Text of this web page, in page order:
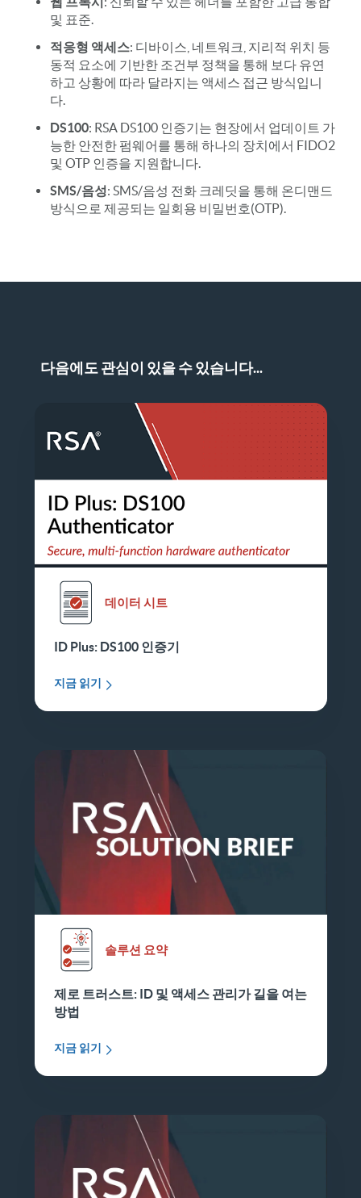
및 표준.
적응형 액세스: 디바이스, 네트워크, 지리적 위치 등
동적 요소에 기반한 조건부 정책을 통해 보다 유연
하고 상황에 따라 달라지는 액세스 접근 방식입니
다.
DS100: RSA DS100 인증기는 현장에서 업데이트 가
능한 안전한 펌웨어를 통해 하나의 장치에서 FIDO2
및 OTP 인증을 지원합니다.
SMS/음성: SMS/음성 전화 크레딧을 통해 온디맨드
방식으로 제공되는 일회용 비밀번호(OTP).
다음에도 관심이 있을 수 있습니다...
데이터 시트
ID Plus: DS100 인증기
지금 읽기
솔루션 요약
제로 트러스트: ID 및 액세스 관리가 길을 여는
방법
지금 읽기